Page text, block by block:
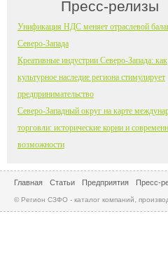
Пресс-релизы
Унификация НДС меняет отраслевой
Северо-Запада
Креативные индустрии Северо-Запада: как
культурное наследие региона стимулирует
предпринимательство
Северо-Западный округ на карте
торговли: исторические корни и
возможности
Главная Статьи Предприятия Пресс-
© Регион СЗФО - каталог компаний,